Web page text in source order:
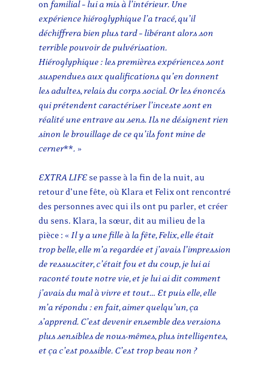
on familial – lui a mis à l’intérieur. Une
expérience hiéroglyphique l’a tracé, qu’il
déchiffrera bien plus tard – libérant alors son
terrible pouvoir de pulvérisation.
Hiéroglyphique : les premières expériences sont
suspendues aux qualifications qu’en donnent
les adultes, relais du corps social. Or les énoncés
qui prétendent caractériser l’inceste sont en
réalité une entrave au sens. Ils ne désignent rien
sinon le brouillage de ce qu’ils font mine de
cerner**. »
EXTRA LIFE se passe à la fin de la nuit, au
retour d’une fête, où Klara et Felix ont rencontré
des personnes avec qui ils ont pu parler, et créer
du sens. Klara, la sœur, dit au milieu de la
pièce : « Il y a une fille à la fête, Felix, elle était
trop belle, elle m’a regardée et j’avais l’impression
de ressusciter, c’était fou et du coup, je lui ai
raconté toute notre vie, et je lui ai dit comment
j’avais du mal à vivre et tout… Et puis elle, elle
m’a répondu : en fait, aimer quelqu’un, ça
s’apprend. C’est devenir ensemble des versions
plus sensibles de nous-mêmes, plus intelligentes,
et ça c’est possible. C’est trop beau non ?